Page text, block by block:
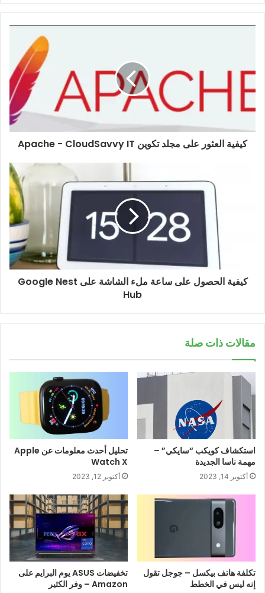
كيفية العثور على مجلد تكوين Apache - CloudSavvy IT
كيفية الحصول على ساعة ملء الشاشة على Google Nest
Hub
مقالات ذات صلة
استكشاف كويكب “سايكي” –
مهمة ناسا الجديدة
أكتوبر 14, 2023
تحليل أحدث معلومات عن Apple
Watch X
أكتوبر 12, 2023
تكلفة هاتف بيكسل – جوجل تقول
إنه ليس في الخطط
تخفيضات ASUS يوم البرايم على
Amazon – وفر الكثير